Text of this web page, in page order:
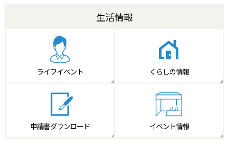
生活情報
ライフイベント くらしの情報
申請書ダウンロード イベント情報